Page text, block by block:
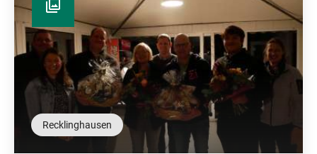
Recklinghausen